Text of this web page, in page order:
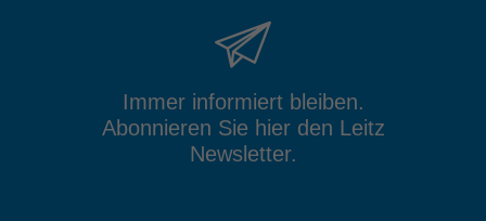
Immer informiert bleiben.
Abonnieren Sie hier den Leitz
Newsletter.